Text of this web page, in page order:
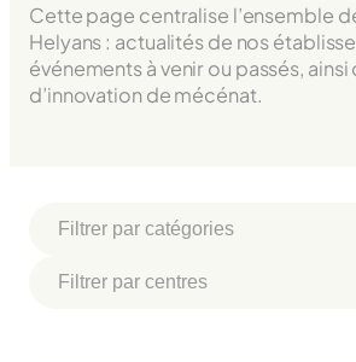
Cette page centralise l’ensemble
Helyans : actualités de nos
événements à venir ou passés,
d’innovation de mécénat.